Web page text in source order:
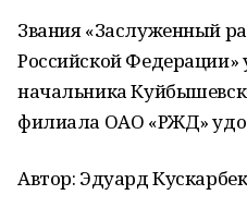
Звания «Заслуженный
Российской Федерации»
начальника
филиала ОАО «РЖД»
Автор: Эдуард